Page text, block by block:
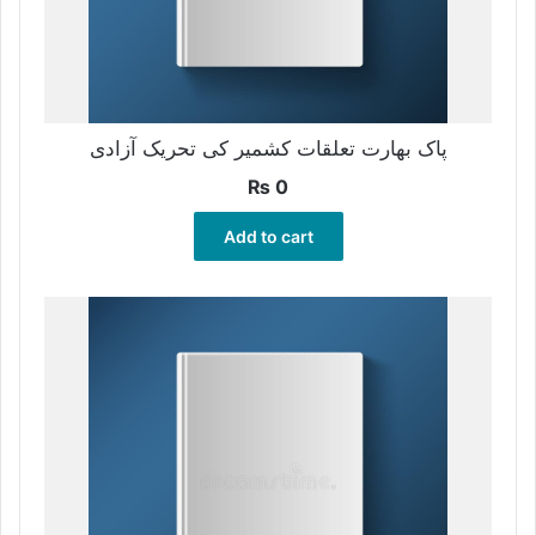
پاک بھارت تعلقات کشمیر کی تحریک آزادی
₨ 0
Add to cart